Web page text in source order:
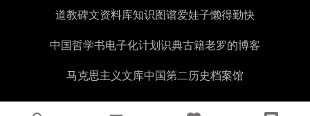
道教碑文资料库知识图谱爱娃子懒得勤快
中国哲学书电子化计划识典古籍老罗的博客
马克思主义文库中国第二历史档案馆